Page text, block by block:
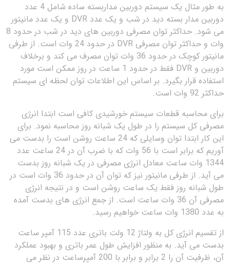
به طور مثال یک سیستم دوربین مداربسته ساده شامل 4 عدد
دوربین مدار بسته دید در شب و یک عدد DVR و یک عدد مانیتور
می شود. حداکثر توان مصرفی دوربین های دید در شب در حدود 8
وات و حداکثر توان مصرفی DVR در حدود 24 وات است. از طرفی
مانیتور کوچک در حدود 36 وات توان مصرف می کند و برخلاف
دوربین و DVR فقط در حدود 1 ساعت در روز ممکن است مورد
استفاده قرار بگیرد. بر اساس این اطلاعات توان لحظه ای سیستم
حداکثر 92 وات است.
برای محاسبه قطعات سیستم خورشیدی کافی است ابتدا انرژی
مصرفی کل سیستم را در طول یک شبانه روز محاسبه نمود. برای
این کار ابتدا توان وسایلی که 24 ساعت روشن است را بدست می
آوریم که برابر است با 56 وات که با ضرب آن در 24 ساعت عدد
1344 وات ساعت معادل انرژی مصرفی در یک شبانه روز بدست
می آید. از طرفی مانیتور نیز که توان آن در حدود 36 وات است در
طول شبانه روز فقط یک ساعت روشن است و در نتیجه انرژی
مصرفی آن 36 وات ساعت است. از جمع انرژی های بدست آمده
به عدد 1380 وات ساعت خواهیم رسید.
از تقسیم انرژی کل به ولتاژ 12 ولت باتری عدد 115 آمپر ساعت
بدست می آید. به منظور افزایش طول عمر باتری و بهبود عملکرد
آن، ظرفیت آن را 2 برابر و برابر با 200 آمپرساعت در نظر می